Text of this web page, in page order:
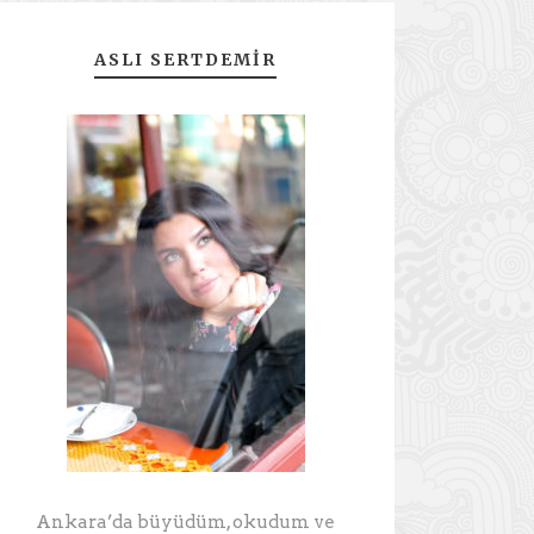
ASLI SERTDEMIR
Ankara’da büyüdüm, okudum ve